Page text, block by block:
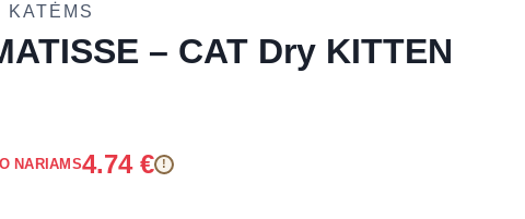
KATĖMS
– CAT Dry KITTEN
NARIAMS4.74 € !